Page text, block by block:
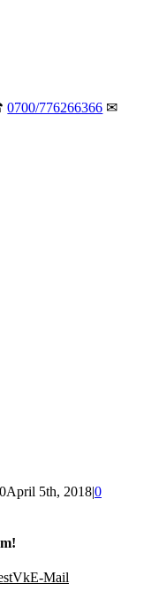
0700/776266366 ✉
April 5th, 2018|0
VkE-Mail